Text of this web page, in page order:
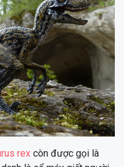
rex còn được gọi là